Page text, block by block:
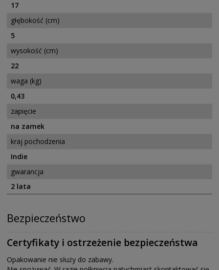
17
głębokość (cm)
5
wysokość (cm)
22
waga (kg)
0,43
zapięcie
na zamek
kraj pochodzenia
Indie
gwarancja
2 lata
Bezpieczeństwo
Certyfikaty i ostrzeżenie bezpieczeństwa
Opakowanie nie służy do zabawy.